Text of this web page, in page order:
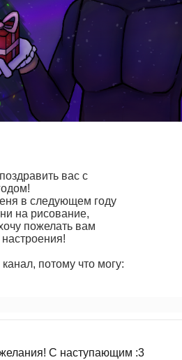
вас с
в следующем году
на рисование,
пожелать вам
потому что могу:
С наступающим :3